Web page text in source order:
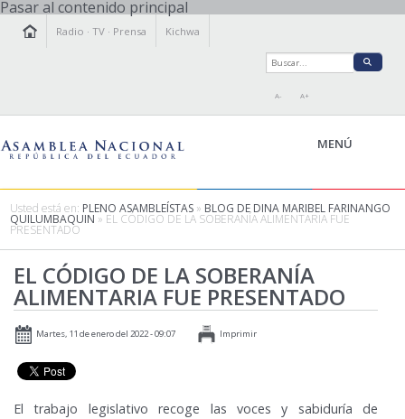
Pasar al contenido principal
Radio ·TV · Prensa Kichwa
A- A+
MENÚ
LEGISLAMOS
FISCALIZAMOS
TRANSPARENCIA
PRENSA
RELACIONES INTERNACIONALES
AGENDA
Usted está en: PLENO ASAMBLEÍSTAS » BLOG DE DINA MARIBEL FARINANGO
QUILUMBAQUIN » EL CÓDIGO DE LA SOBERANÍA ALIMENTARIA FUE
PRESENTADO
EL CÓDIGO DE LA SOBERANÍA
ALIMENTARIA FUE PRESENTADO
Martes, 11 de enero del 2022 - 09:07 Imprimir
El trabajo legislativo recoge las voces y sabiduría de